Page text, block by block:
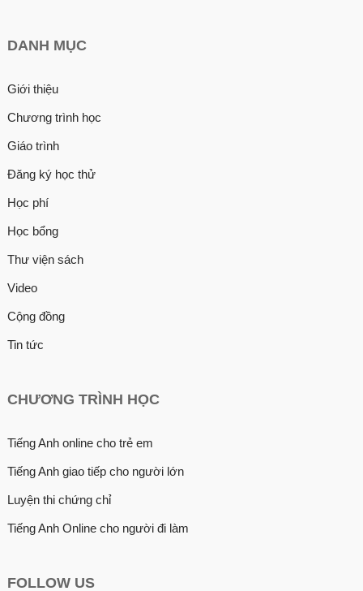
DANH MỤC
Giới thiệu
Chương trình học
Giáo trình
Đăng ký học thử
Học phí
Học bổng
Thư viện sách
Video
Cộng đồng
Tin tức
CHƯƠNG TRÌNH HỌC
Tiếng Anh online cho trẻ em
Tiếng Anh giao tiếp cho người lớn
Luyện thi chứng chỉ
Tiếng Anh Online cho người đi làm
FOLLOW US